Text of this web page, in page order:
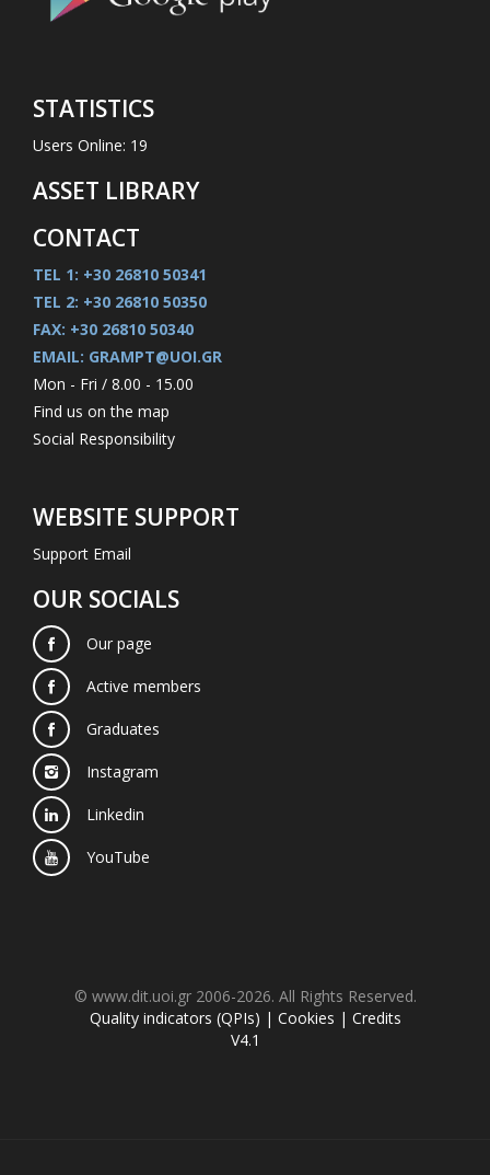
STATISTICS
Users Online: 19
ASSET LIBRARY
CONTACT
TEL 1: +30 26810 50341
TEL 2: +30 26810 50350
FAX: +30 26810 50340
EMAIL: GRAMPT@UOI.GR
Mon - Fri / 8.00 - 15.00
Find us on the map
Social Responsibility
WEBSITE SUPPORT
Support Email
OUR SOCIALS
Our page
Active members
Graduates
Instagram
Linkedin
YouTube
© www.dit.uoi.gr 2006-2026. All Rights Reserved.
Quality indicators (QPIs) | Cookies | Credits
V4.1